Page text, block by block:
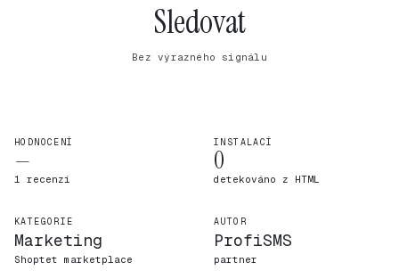
Sledovat
Bez výrazného signálu
HODNOCENÍ
—
1 recenzí
INSTALACÍ
0
detekováno z HTML
KATEGORIE
Marketing
Shoptet marketplace
AUTOR
ProfiSMS
partner